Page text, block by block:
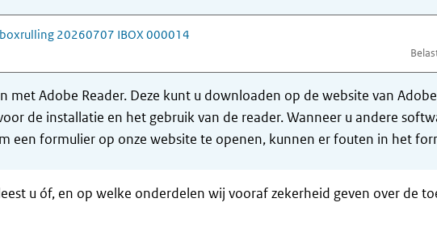
20260707 IBOX 000014
met Adobe Reader. Deze kunt u downloaden op de website van
de installatie en het gebruik van de reader. Wanneer u andere
een formulier op onze website te openen, kunnen er fouten in het
u óf, en op welke onderdelen wij vooraf zekerheid geven over de